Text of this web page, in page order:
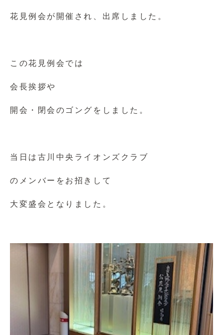
花見例会が開催され、出席しました。
この花見例会では
会長挨拶や
開会・閉会のゴングをしました。
当日は古川中央ライオンズクラブ
のメンバーをお招きして
大変盛会となりました。